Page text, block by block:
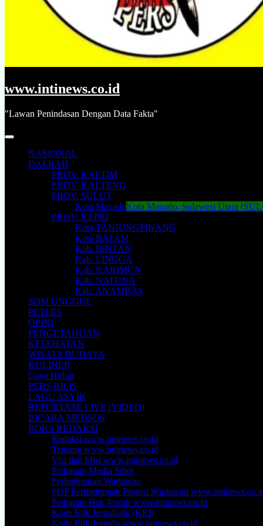
www.intinews.co.id
"Lawan Penindasan Dengan Data Fakta"
NASIONAL
DAERAH
PROV. KALTIM
PROV. KALTENG
PROV. SULUT
Kota ManadoKota Manado, Sulawesi Utara
PROV. KEPRI
Kota TANJUNGPINANG
Kota BATAM
Kab. BINTAN
Kab. LINGGA
Kab. KARIMUN
Kab. NATUNA
Kab. ANAMBAS
SDM UNGGUL
PETI ES
OPINI
PENGETAHUAN
KESEHATAN
WISATA BUDAYA
KULINER
Gaya Hidup
PERS RILIS
LAGU ASYIK
REPORTASE LIVE (VIDEO)
BICARA MEDSOS
BOKS REDAKSI
Redaksi www.intinews.co.id
Tentang www.intinews.co.id
Visi dan Misi www.intinews.co.id
Pedoman Media Siber
Perlindungan Wartawan
SOP Perlindungan Profesi Wartawan
Pedoman Hak Jawab www.intinews.co.id
Kode Etik Jurnalistik (KEJ)
Kode Etik Jurnalis www.intinews.co.id